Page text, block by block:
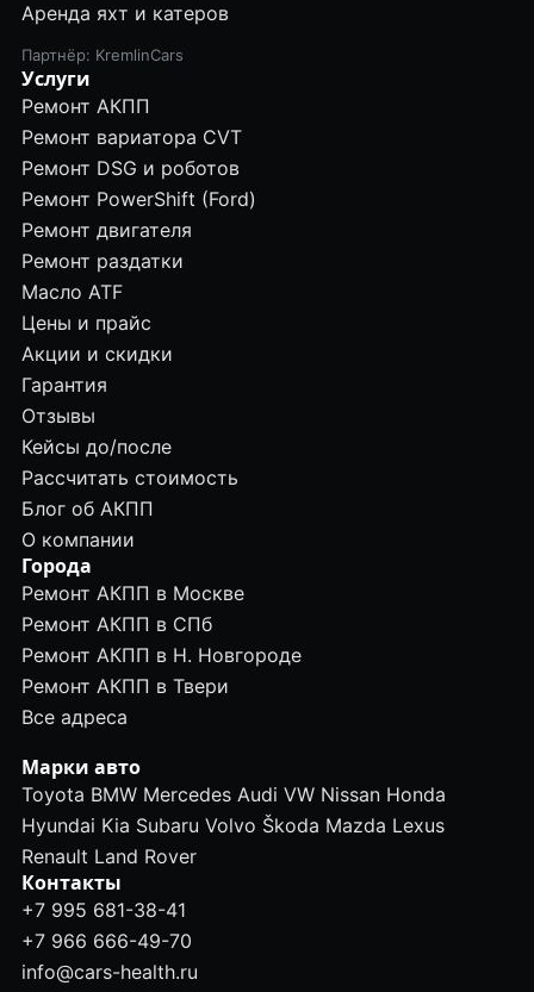
Аренда яхт и катеров
Партнёр: KremlinCars
Услуги
Ремонт АКПП
Ремонт вариатора CVT
Ремонт DSG и роботов
Ремонт PowerShift (Ford)
Ремонт двигателя
Ремонт раздатки
Масло ATF
Цены и прайс
Акции и скидки
Гарантия
Отзывы
Кейсы до/после
Рассчитать стоимость
Блог об АКПП
О компании
Города
Ремонт АКПП в Москве
Ремонт АКПП в СПб
Ремонт АКПП в Н. Новгороде
Ремонт АКПП в Твери
Все адреса
Марки авто
Toyota BMW Mercedes Audi VW Nissan Honda
Hyundai Kia Subaru Volvo Škoda Mazda Lexus
Renault Land Rover
Контакты
+7 995 681-38-41
+7 966 666-49-70
info@cars-health.ru